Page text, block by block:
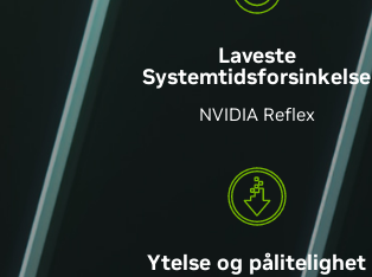
Laveste
Systemtidsforsinkelse
NVIDIA Reflex
Ytelse og pålitelighet